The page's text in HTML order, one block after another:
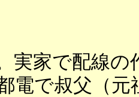
実家で配線の
電で叔父（元